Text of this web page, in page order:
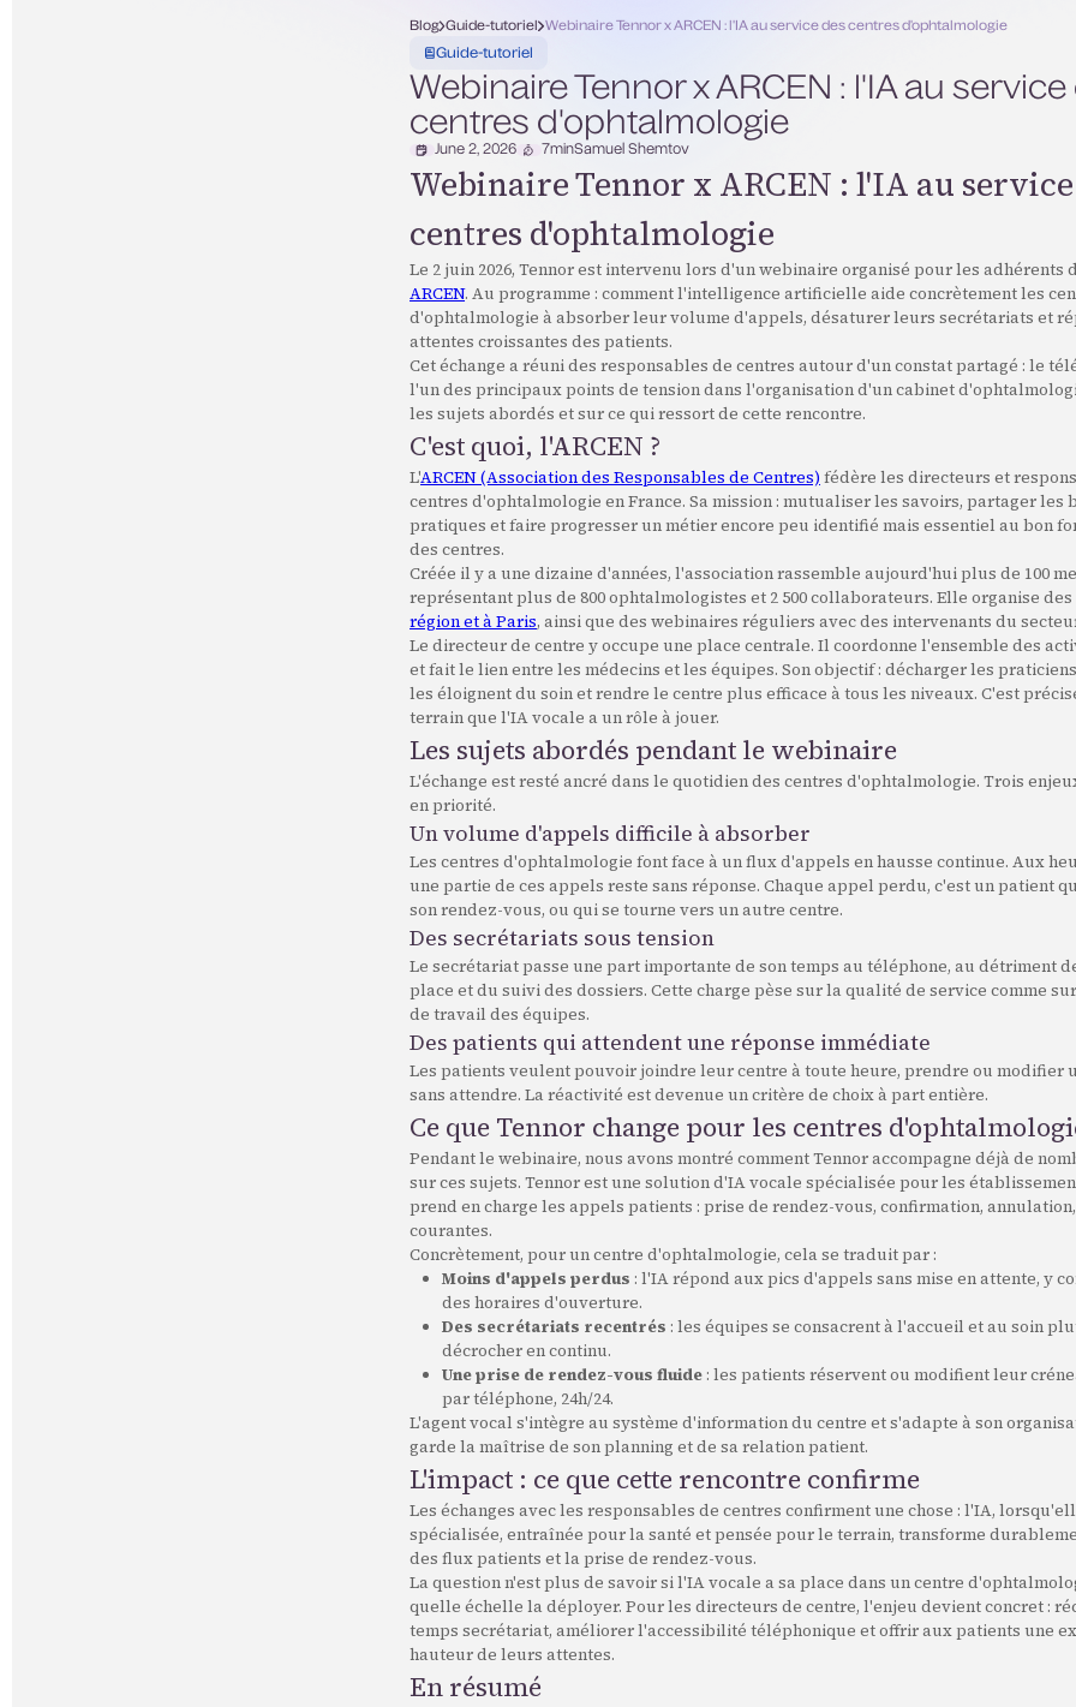
Blog Guide-tutoriel Webinaire Tennor x ARCEN : l'IA au service des centres d'ophtalmologie
Guide-tutoriel
Webinaire Tennor x ARCEN : l'IA au
centres d'ophtalmologie
June 2, 2026 7minSamuel Shemtov
Webinaire Tennor x ARCEN : l'IA au
centres d'ophtalmologie
Le 2 juin 2026, Tennor est intervenu lors d'un webinaire organisé pour les adhérents
ARCEN. Au programme : comment l'intelligence artificielle aide concrètement les
d'ophtalmologie à absorber leur volume d'appels, désaturer leurs secrétariats et
attentes croissantes des patients.
Cet échange a réuni des responsables de centres autour d'un constat partagé : le
l'un des principaux points de tension dans l'organisation d'un cabinet
les sujets abordés et sur ce qui ressort de cette rencontre.
C'est quoi, l'ARCEN ?
L'ARCEN (Association des Responsables de Centres) fédère les directeurs et
centres d'ophtalmologie en France. Sa mission : mutualiser les savoirs, partager les
pratiques et faire progresser un métier encore peu identifié mais essentiel au bon
des centres.
Créée il y a une dizaine d'années, l'association rassemble aujourd'hui plus de 100
représentant plus de 800 ophtalmologistes et 2 500 collaborateurs. Elle organise des
région et à Paris, ainsi que des webinaires réguliers avec des intervenants du
Le directeur de centre y occupe une place centrale. Il coordonne l'ensemble des
et fait le lien entre les médecins et les équipes. Son objectif : décharger les
les éloignent du soin et rendre le centre plus efficace à tous les niveaux. C'est
terrain que l'IA vocale a un rôle à jouer.
Les sujets abordés pendant le webinaire
L'échange est resté ancré dans le quotidien des centres d'ophtalmologie. Trois
en priorité.
Un volume d'appels difficile à absorber
Les centres d'ophtalmologie font face à un flux d'appels en hausse continue. Aux
une partie de ces appels reste sans réponse. Chaque appel perdu, c'est un patient
son rendez-vous, ou qui se tourne vers un autre centre.
Des secrétariats sous tension
Le secrétariat passe une part importante de son temps au téléphone, au détriment
place et du suivi des dossiers. Cette charge pèse sur la qualité de service comme
de travail des équipes.
Des patients qui attendent une réponse immédiate
Les patients veulent pouvoir joindre leur centre à toute heure, prendre ou modifier
sans attendre. La réactivité est devenue un critère de choix à part entière.
Ce que Tennor change pour les centres
Pendant le webinaire, nous avons montré comment Tennor accompagne déjà de
sur ces sujets. Tennor est une solution d'IA vocale spécialisée pour les
prend en charge les appels patients : prise de rendez-vous, confirmation,
courantes.
Concrètement, pour un centre d'ophtalmologie, cela se traduit par :
Moins d'appels perdus : l'IA répond aux pics d'appels sans mise en attente, y
des horaires d'ouverture.
Des secrétariats recentrés : les équipes se consacrent à l'accueil et au soin
décrocher en continu.
Une prise de rendez-vous fluide: les patients réservent ou modifient leur
par téléphone, 24h/24.
L'agent vocal s'intègre au système d'information du centre et s'adapte à son
garde la maîtrise de son planning et de sa relation patient.
L'impact : ce que cette rencontre confirme
Les échanges avec les responsables de centres confirment une chose : l'IA,
spécialisée, entraînée pour la santé et pensée pour le terrain, transforme
des flux patients et la prise de rendez-vous.
La question n'est plus de savoir si l'IA vocale a sa place dans un centre
quelle échelle la déployer. Pour les directeurs de centre, l'enjeu devient concret :
temps secrétariat, améliorer l'accessibilité téléphonique et offrir aux patients une
hauteur de leurs attentes.
En résumé